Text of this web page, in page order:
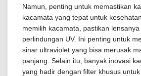
Namun, penting untuk memastikan
kacamata yang tepat untuk
memilih kacamata, pastikan
perlindungan UV. Ini penting untuk
sinar ultraviolet yang bisa merusak
panjang. Selain itu, banyak inovasi
yang hadir dengan filter khusus